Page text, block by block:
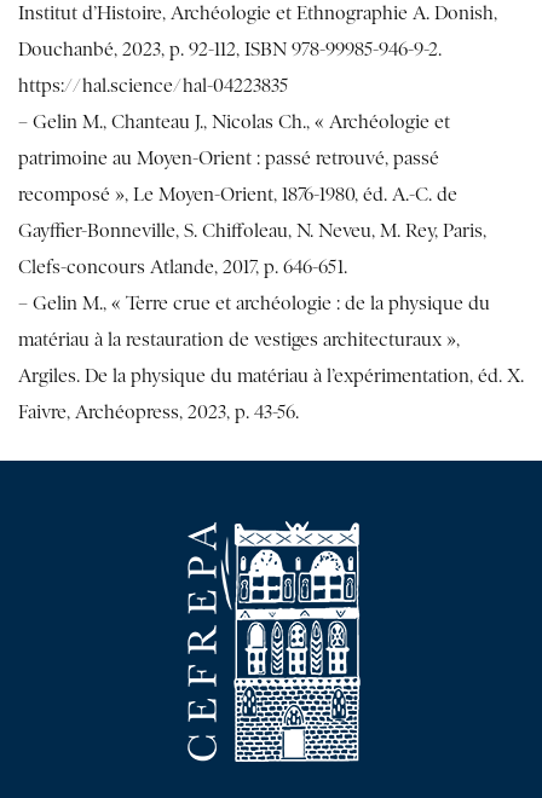
Institut d’Histoire, Archéologie et Ethnographie A. Donish,
Douchanbé, 2023, p. 92-112, ISBN 978-99985-946-9-2.
https://hal.science/hal-04223835
– Gelin M., Chanteau J., Nicolas Ch., « Archéologie et
patrimoine au Moyen-Orient : passé retrouvé, passé
recomposé », Le Moyen-Orient, 1876-1980, éd. A.-C. de
Gayffier-Bonneville, S. Chiffoleau, N. Neveu, M. Rey, Paris,
Clefs-concours Atlande, 2017, p. 646-651.
– Gelin M., « Terre crue et archéologie : de la physique du
matériau à la restauration de vestiges architecturaux »,
Argiles. De la physique du matériau à l’expérimentation, éd. X.
Faivre, Archéopress, 2023, p. 43-56.